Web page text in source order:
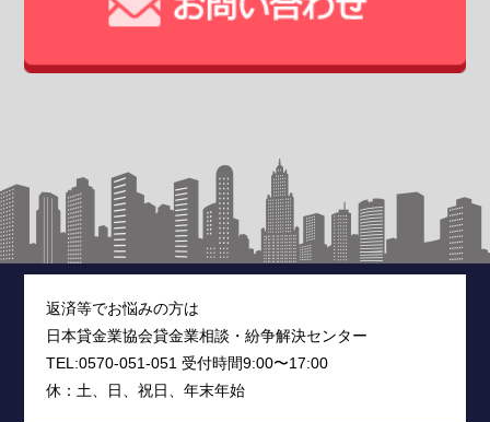
返済等でお悩みの方は
日本貸金業協会貸金業相談・紛争解決センター
TEL:0570-051-051 受付時間9:00〜17:00
休：土、日、祝日、年末年始